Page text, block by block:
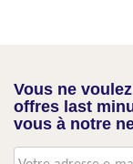
Vous ne
offres last
vous à notre